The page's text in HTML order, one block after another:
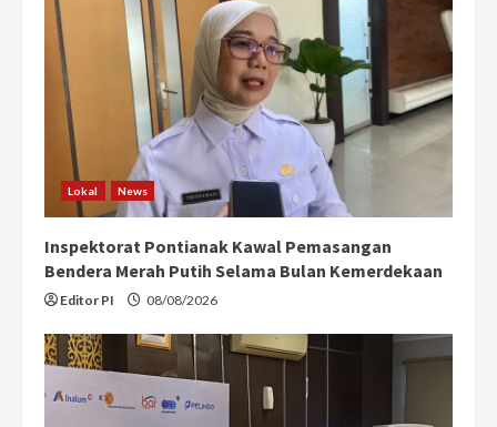
Lokal News
Inspektorat Pontianak Kawal Pemasangan
Bendera Merah Putih Selama Bulan Kemerdekaan
Editor PI 08/08/2026